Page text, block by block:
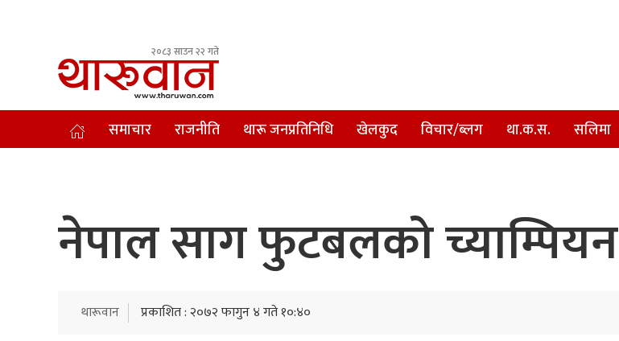
२०८३ साउन २२ गते
Leading Newsportal from Tharu Community Nepal.
समाचार राजनीति थारू जनप्रतिनिधि खेलकुद विचार/ब्लग था.क.स. सलिमा
नेपाल साग फुटबलको च्याम्पियन
थारूवान प्रकाशित : २०७२ फागुन ४ गते १०:४०